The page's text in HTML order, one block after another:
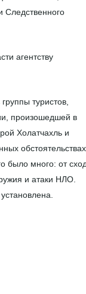
Следственного
агентству
туристов,
произошедшей в
Холатчахль и
обстоятельствах
было много: от
и атаки НЛО.